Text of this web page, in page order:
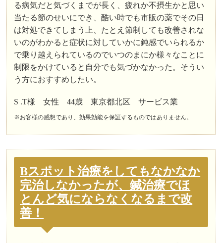
る病気だと気づくまでが長く、疲れか不摂生かと思い
当たる節のせいにでき、酷い時でも市販の薬でその日
は対処できてしまう上、たとえ節制しても改善されな
いのがわかると症状に対していかに鈍感でいられるか
で乗り越えられているのでいつのまにか様々なことに
制限をかけていると自分でも気づかなかった。そうい
う方におすすめしたい。
S .T様 女性 44歳 東京都北区 サービス業
※お客様の感想であり、効果効能を保証するものではありません。
Bスポット治療をしてもなかなか
完治しなかったが、鍼治療でほ
とんど気にならなくなるまで改
善！